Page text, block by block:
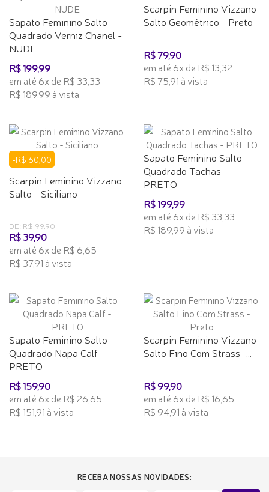
Sapato Feminino Salto
Quadrado Verniz Chanel -
NUDE
R$ 199,99
em até 6x de R$ 33,33
R$ 189,99 à vista
Scarpin Feminino Vizzano
Salto Geométrico - Preto
R$ 79,90
em até 6x de R$ 13,32
R$ 75,91 à vista
-R$ 60,00
Scarpin Feminino Vizzano
Salto - Siciliano
DE: R$ 99,90
R$ 39,90
em até 6x de R$ 6,65
R$ 37,91 à vista
Sapato Feminino Salto
Quadrado Tachas -
PRETO
R$ 199,99
em até 6x de R$ 33,33
R$ 189,99 à vista
Sapato Feminino Salto
Quadrado Napa Calf -
PRETO
R$ 159,90
em até 6x de R$ 26,65
R$ 151,91 à vista
Scarpin Feminino Vizzano
Salto Fino Com Strass -...
R$ 99,90
em até 6x de R$ 16,65
R$ 94,91 à vista
RECEBA NOSSAS NOVIDADES: